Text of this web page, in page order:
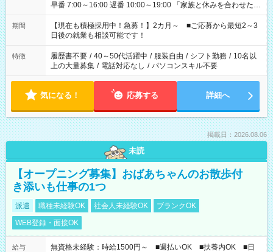
早番 7:00～16:00 遅番 10:00～19:00 「家族と休みを合わせた
い」 「余裕を持って夕飯の準備がしたい」 「できれば残業はし
たくない」 など、ご希望を教えてくださいね。 ※Wワーク希望
の方へ 今ご覧のお仕事で希望する勤務時間と、もう1つのお仕事
の勤務時間。 合計で週40時間を超える場合は応募できません。
期間
【現在も積極採用中！急募！】2カ月～ ■ご応募から最短2～3
日後の就業も相談可能です！
特徴 履歴書不要 / 40～50代活躍中 / 服装自由 / シフト勤務 / 10名以
上の大量募集 / 電話対応なし / パソコンスキル不要
気になる！ 応募する 詳細へ
掲載日：2026.08.06
未読
【オープニング募集】おばあちゃんのお散歩付
き添いも仕事の1つ
派遣 職種未経験OK 社会人未経験OK
ブランクOK
WEB登録・面接OK
給与
無資格未経験：時給1500円～ ■週払いOK ■扶養内OK ■日